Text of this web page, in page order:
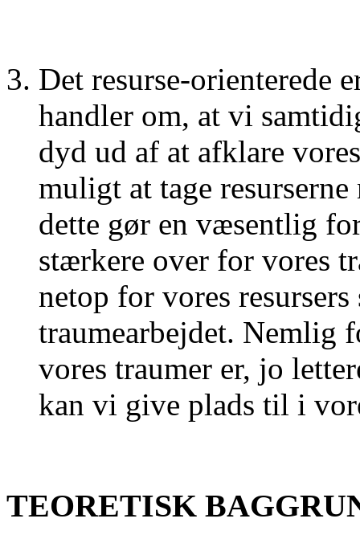
Det resurse-orienterede
handler om, at vi
dyd ud af at afklare
muligt at tage
dette gør en væsentlig
stærkere over for vores
netop for vores
traumearbejdet. Nemlig
vores traumer er, jo
kan vi give plads til i
TEORETISK